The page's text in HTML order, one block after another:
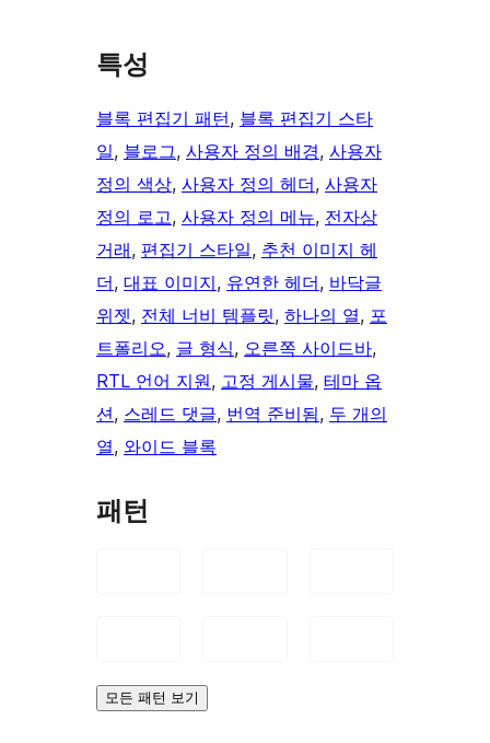
특성
블록 편집기 패턴, 블록 편집기 스타
일, 블로그, 사용자 정의 배경, 사용자
정의 색상, 사용자 정의 헤더, 사용자
정의 로고, 사용자 정의 메뉴, 전자상
거래, 편집기 스타일, 추천 이미지 헤
더, 대표 이미지, 유연한 헤더, 바닥글
위젯, 전체 너비 템플릿, 하나의 열, 포
트폴리오, 글 형식, 오른쪽 사이드바
RTL 언어 지원, 고정 게시물, 테마 옵
션, 스레드 댓글, 번역 준비됨, 두 개의
열, 와이드 블록
패턴
모든 패턴 보기